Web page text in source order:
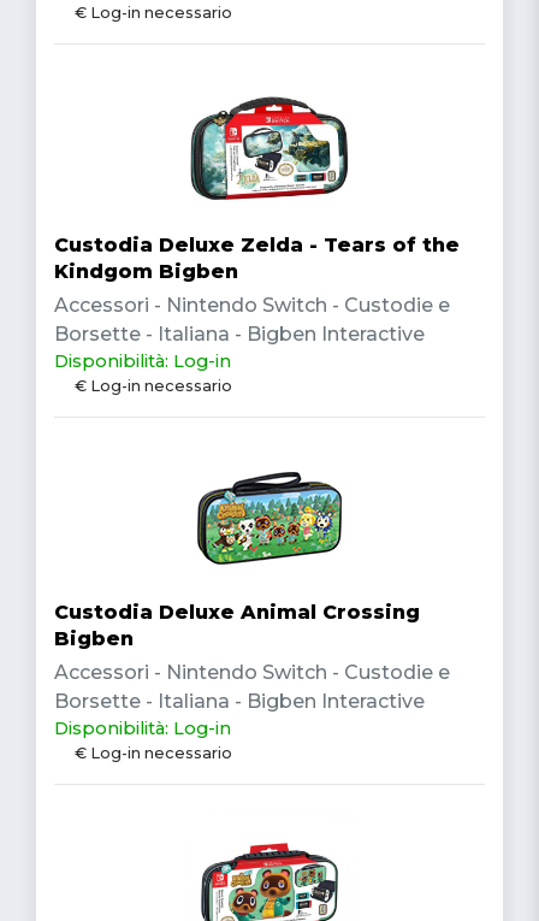
€ Log-in necessario
Custodia Deluxe Zelda - Tears of the
Kindgom Bigben
Accessori - Nintendo Switch - Custodie e
Borsette - Italiana - Bigben Interactive
Disponibilità: Log-in
€ Log-in necessario
Custodia Deluxe Animal Crossing
Bigben
Accessori - Nintendo Switch - Custodie e
Borsette - Italiana - Bigben Interactive
Disponibilità: Log-in
€ Log-in necessario